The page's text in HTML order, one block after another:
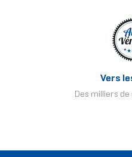
Vers
Des milliers de